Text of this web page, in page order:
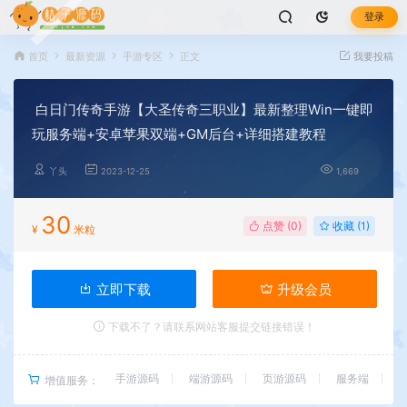
登录
首页 最新资源 手游专区 正文 我要投稿
白日门传奇手游【大圣传奇三职业】最新整理Win一键即
玩服务端+安卓苹果双端+GM后台+详细搭建教程
丫头 2023-12-25 1,669
¥ 30 米粒 点赞 (0) 收藏 (1)
立即下载 升级会员
下载不了？请联系网站客服提交链接错误！
增值服务： 手游源码 端游源码 页游源码 服务端